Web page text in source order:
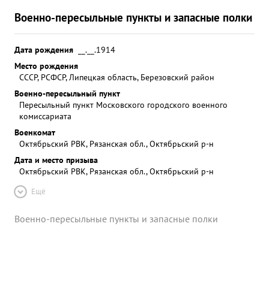
Военно-пересыльные пункты и запасные полки
Дата рождения
__.__.1914
Место рождения
СССР, РСФСР, Липецкая область, Березовский район
Военно-пересыльный пункт
Пересыльный пункт Московского городского военного
комиссариата
Военкомат
Октябрьский РВК, Рязанская обл., Октябрьский р-н
Дата и место призыва
Октябрьский РВК, Рязанская обл., Октябрьский р-н
Ещё
Военно-пересыльные пункты и запасные полки